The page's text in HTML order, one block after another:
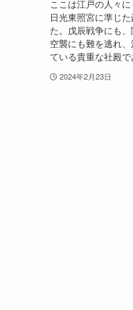
ここは江戸の人々に
日光東照宮に準じ
た。戊辰戦争にも
空襲にも難を逃れ
ている貴重な社殿
2024年2月23日